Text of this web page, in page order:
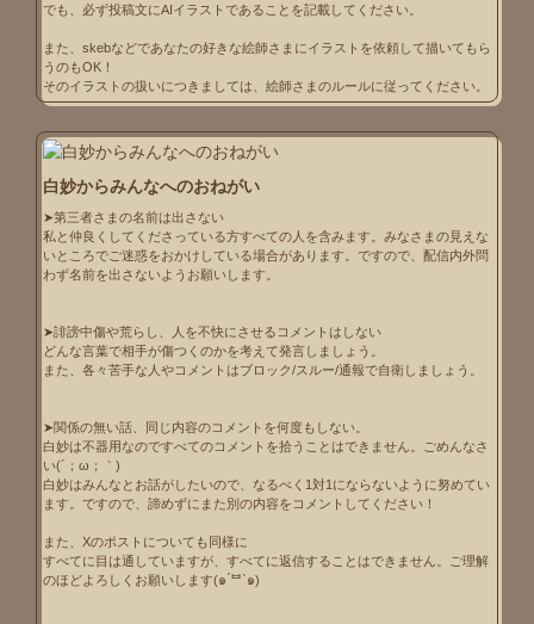
でも、必ず投稿文にAIイラストであることを記載してください。
また、skebなどであなたの好きな絵師さまにイラストを依頼して描いてもら
うのもOK！
そのイラストの扱いにつきましては、絵師さまのルールに従ってください。
白妙からみんなへのおねがい
➤第三者さまの名前は出さない
私と仲良くしてくださっている方すべての人を含みます。みなさまの見えな
いところでご迷惑をおかけしている場合があります。ですので、配信内外問
わず名前を出さないようお願いします。
➤誹謗中傷や荒らし、人を不快にさせるコメントはしない
どんな言葉で相手が傷つくのかを考えて発言しましょう。
また、各々苦手な人やコメントはブロック/スルー/通報で自衛しましょう。
➤関係の無い話、同じ内容のコメントを何度もしない。
白妙は不器用なのですべてのコメントを拾うことはできません。ごめんなさ
い(´；ω；｀)
白妙はみんなとお話がしたいので、なるべく1対1にならないように努めてい
ます。ですので、諦めずにまた別の内容をコメントしてください！
また、Xのポストについても同様に
すべてに目は通していますが、すべてに返信することはできません。ご理解
のほどよろしくお願いします(๑ ́ᄇ`๑)